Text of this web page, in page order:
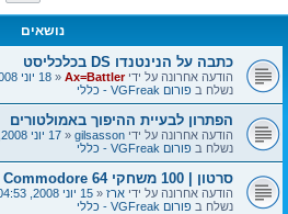
נושאים
כתבה על הנינטנדו DS בכלכליסט
הודעה אחרונה על ידיAx=Battler
« 18 יוני 2008, 10:25
נשלח ב פורום VGFreak - כללי
הפתרון לבעיית ההיפוך באמולטורים
הודעה אחרונה על ידי gilsasson
« 17 יוני 2008, 19:04
נשלח ב פורום VGFreak - כללי
סרטון | 100 משחקי Commodore 64 ב10 דקות
הודעה אחרונה על ידי ארז « 15 יוני 2008, 04:53
נשלח ב פורום VGFreak - כללי